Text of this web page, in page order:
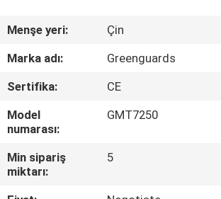
EXCEPTION
GETIP()
ERROR
Menşe yeri:
Çin
Marka adı:
Greenguards
Sertifika:
CE
Model
numarası:
GMT7250
Min sipariş
miktarı:
5